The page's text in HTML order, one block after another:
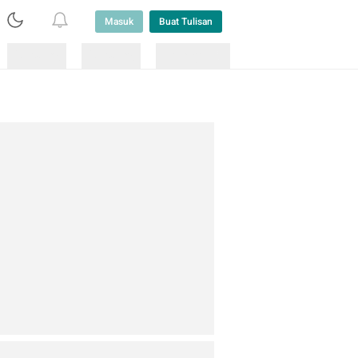
Masuk Buat Tulisan